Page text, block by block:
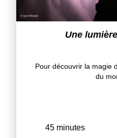
Une
Pour découvrir la magie
du
45 minutes